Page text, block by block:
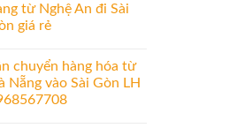
từ Nghệ An đi Sài
giá rẻ
chuyển hàng hóa từ
Nẵng vào Sài Gòn LH